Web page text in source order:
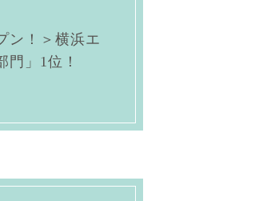
ン！＞横浜エ
門」1位！